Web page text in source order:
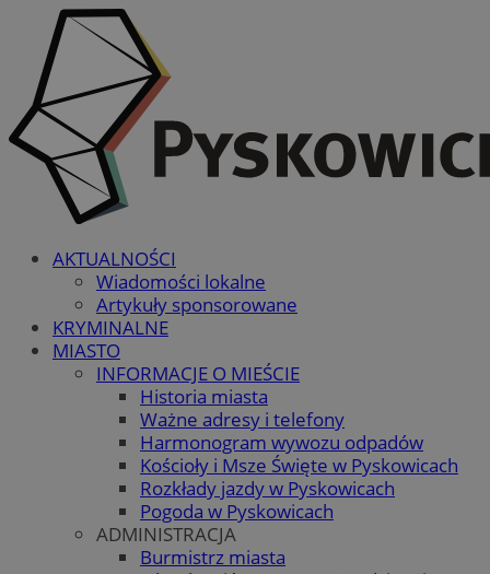
AKTUALNOŚCI
Wiadomości lokalne
Artykuły sponsorowane
KRYMINALNE
MIASTO
INFORMACJE O MIEŚCIE
Historia miasta
Ważne adresy i telefony
Harmonogram wywozu odpadów
Kościoły i Msze Święte w Pyskowicach
Rozkłady jazdy w Pyskowicach
Pogoda w Pyskowicach
ADMINISTRACJA
Burmistrz miasta